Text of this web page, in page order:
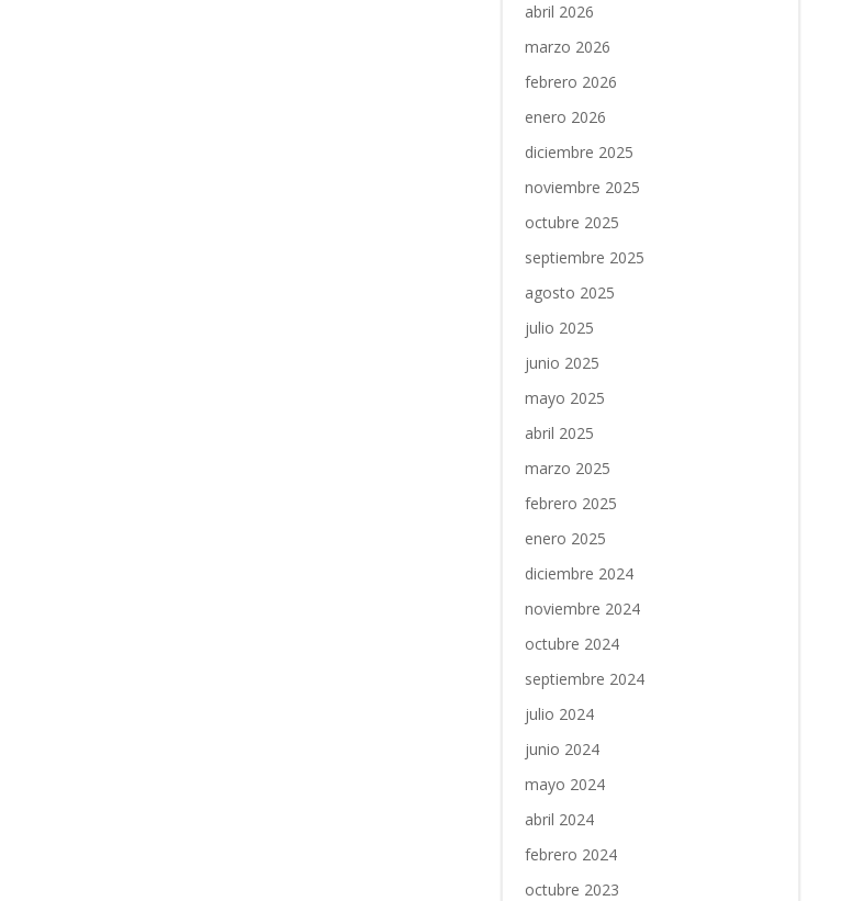
abril 2026
marzo 2026
febrero 2026
enero 2026
diciembre 2025
noviembre 2025
octubre 2025
septiembre 2025
agosto 2025
julio 2025
junio 2025
mayo 2025
abril 2025
marzo 2025
febrero 2025
enero 2025
diciembre 2024
noviembre 2024
octubre 2024
septiembre 2024
julio 2024
junio 2024
mayo 2024
abril 2024
febrero 2024
octubre 2023